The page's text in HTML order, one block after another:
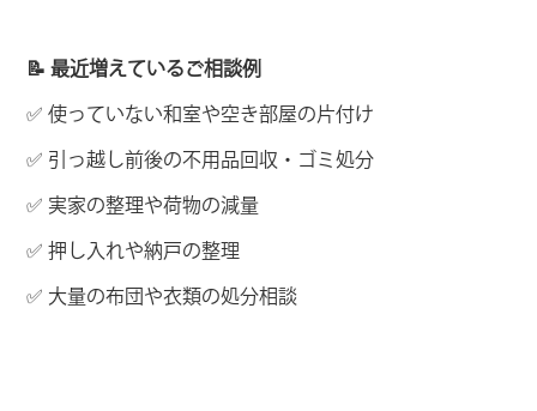
📝 最近増えているご相談例
✅ 使っていない和室や空き部屋の片付け
✅ 引っ越し前後の不用品回収・ゴミ処分
✅ 実家の整理や荷物の減量
✅ 押し入れや納戸の整理
✅ 大量の布団や衣類の処分相談